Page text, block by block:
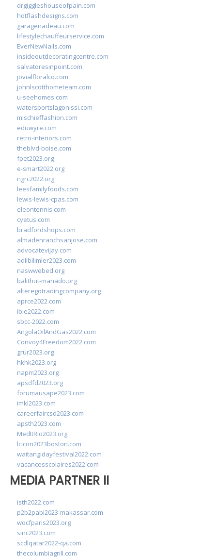
drgiggleshouseofpain.com
hotflashdesigns.com
garagenadeau.com
lifestylechauffeurservice.com
EverNewNails.com
insideoutdecoratingcentre.com
salvatoresinpoint.com
jovialfloralco.com
johnlscotthometeam.com
u-seehomes.com
watersportslagonissi.com
mischieffashion.com
eduwyre.com
retro-interiors.com
theblvd-boise.com
fpet2023.org
e-smart2022.org
ngrc2022.org
leesfamilyfoods.com
lewis-lewis-cpas.com
eleontennis.com
cyetus.com
bradfordshops.com
almadenranchsanjose.com
advocatevijay.com
adlibilimler2023.com
naswwebed.org
balithut-manado.org
alteregotradingcompany.org
aprce2022.com
ibie2022.com
sbcc-2022.com
AngolaOilAndGas2022.com
Convoy4Freedom2022.com
grur2023.org
hkhk2023.org
napm2023.org
apsdfd2023.org
forumausape2023.com
imkl2023.com
careerfaircsd2023.com
apsth2023.com
MedItRio2023.org
lcicon2023boston.com
waitangidayfestival2022.com
vacancesscolaires2022.com
MEDIA PARTNER II
isth2022.com
p2b2pabi2023-makassar.com
wocfparis2023.org
sinc2023.com
scdlqatar2022-qa.com
thecolumbiagrill.com